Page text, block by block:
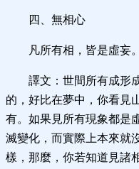
四、無相心
凡所有相，皆是虛妄
譯文：世間所有成形
的，好比在夢中，你看見
有。如果見所有現象都是
滅變化，而實際上本來就
樣，那麼，你若知道見諸